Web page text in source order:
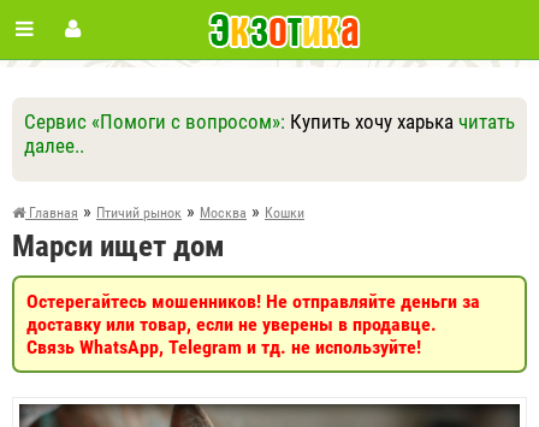
Сервис «Помоги с вопросом»: Купить хочу харька читать
далее..
Ответить Другие вопросы
Задать вопрос
Главная » Птичий рынок » Москва » Кошки
Марси ищет дом
Остерегайтесь мошенников! Не отправляйте деньги за
доставку или товар, если не уверены в продавце.
Связь WhatsApp, Telegram и тд. не используйте!